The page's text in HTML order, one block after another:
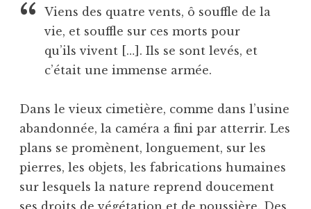
Viens des quatre vents, ô souffle de la
vie, et souffle sur ces morts pour
qu’ils vivent […]. Ils se sont levés, et
c’était une immense armée.
Dans le vieux cimetière, comme dans l’usine
abandonnée, la caméra a fini par atterrir. Les
plans se promènent, longuement, sur les
pierres, les objets, les fabrications humaines
sur lesquels la nature reprend doucement
ses droits de végétation et de poussière. Des